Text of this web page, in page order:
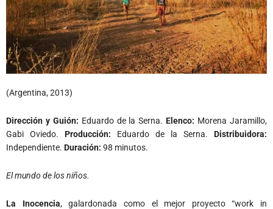
(Argentina, 2013)
Dirección y Guión: Eduardo de la Serna.Elenco: Morena Jaramillo,
Gabi Oviedo. Producción: Eduardo de la Serna. Distribuidora:
Independiente. Duración: 98 minutos.
El mundo de los niños.
La Inocencia, galardonada como el mejor proyecto “work in